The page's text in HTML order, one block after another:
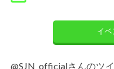
イ
@SJN_officialさんのツ